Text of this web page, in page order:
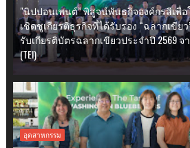
"นิปปอนเพนต์” พิสูจน์พันธกิจองค์กรสีเพื่
เชิดชูเกียรติธุรกิจที่ได้รับรอง “ฉลากเขีย
รับเกียรติบัตรฉลากเขียวประจำปี 2569
(TEI)
อุตสาหกรรม